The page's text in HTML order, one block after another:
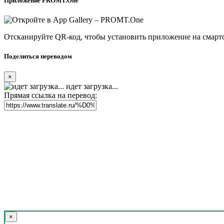
Отсканируйте QR-код, чтобы установить приложение на
Поделиться переводом
×
идет загрузка...
Прямая ссылка на перевод:
×